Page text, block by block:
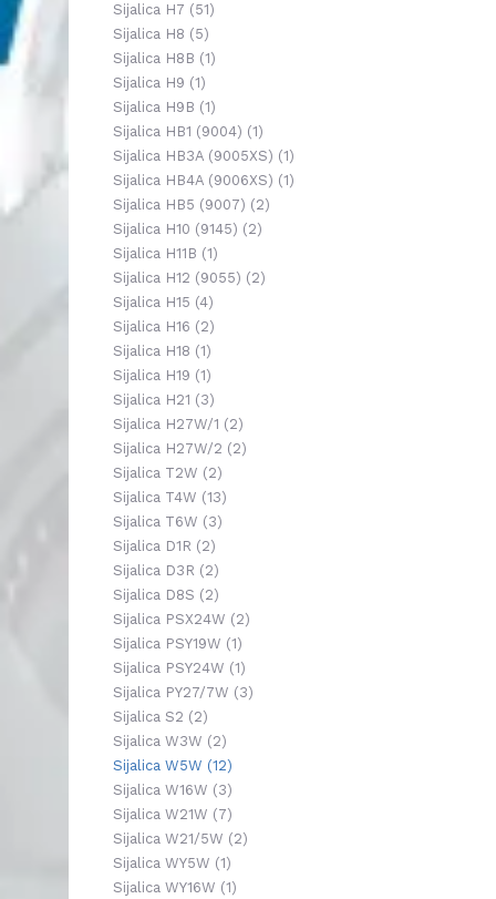
Sijalica H7 (51)
Sijalica H8 (5)
Sijalica H8B (1)
Sijalica H9 (1)
Sijalica H9B (1)
Sijalica HB1 (9004) (1)
Sijalica HB3A (9005XS) (1)
Sijalica HB4A (9006XS) (1)
Sijalica HB5 (9007) (2)
Sijalica H10 (9145) (2)
Sijalica H11B (1)
Sijalica H12 (9055) (2)
Sijalica H15 (4)
Sijalica H16 (2)
Sijalica H18 (1)
Sijalica H19 (1)
Sijalica H21 (3)
Sijalica H27W/1 (2)
Sijalica H27W/2 (2)
Sijalica T2W (2)
Sijalica T4W (13)
Sijalica T6W (3)
Sijalica D1R (2)
Sijalica D3R (2)
Sijalica D8S (2)
Sijalica PSX24W (2)
Sijalica PSY19W (1)
Sijalica PSY24W (1)
Sijalica PY27/7W (3)
Sijalica S2 (2)
Sijalica W3W (2)
Sijalica W5W (12)
Sijalica W16W (3)
Sijalica W21W (7)
Sijalica W21/5W (2)
Sijalica WY5W (1)
Sijalica WY16W (1)